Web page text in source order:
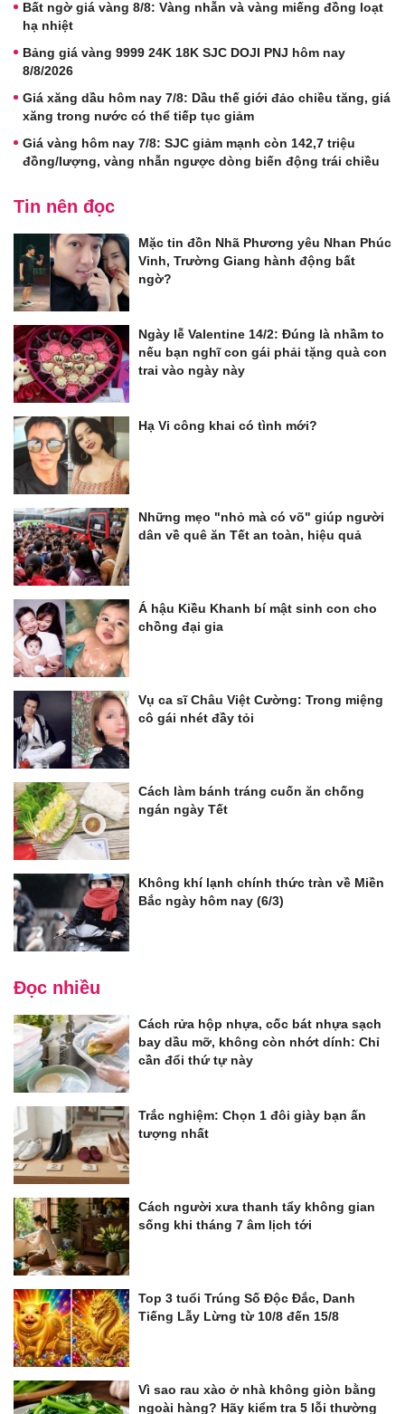
Bất ngờ giá vàng 8/8: Vàng nhẫn và vàng miếng đồng loạt
hạ nhiệt
Bảng giá vàng 9999 24K 18K SJC DOJI PNJ hôm nay
8/8/2026
Giá xăng dầu hôm nay 7/8: Dầu thế giới đảo chiều tăng, giá
xăng trong nước có thể tiếp tục giảm
Giá vàng hôm nay 7/8: SJC giảm mạnh còn 142,7 triệu
đồng/lượng, vàng nhẫn ngược dòng biến động trái chiều
Tin nên đọc
Mặc tin đồn Nhã Phương yêu Nhan Phúc
Vinh, Trường Giang hành động bất
ngờ?
Ngày lễ Valentine 14/2: Đúng là nhầm to
nếu bạn nghĩ con gái phải tặng quà con
trai vào ngày này
Hạ Vi công khai có tình mới?
Những mẹo "nhỏ mà có võ" giúp người
dân về quê ăn Tết an toàn, hiệu quả
Á hậu Kiều Khanh bí mật sinh con cho
chồng đại gia
Vụ ca sĩ Châu Việt Cường: Trong miệng
cô gái nhét đầy tỏi
Cách làm bánh tráng cuốn ăn chống
ngán ngày Tết
Không khí lạnh chính thức tràn về Miền
Bắc ngày hôm nay (6/3)
Đọc nhiều
Cách rửa hộp nhựa, cốc bát nhựa sạch
bay dầu mỡ, không còn nhớt dính: Chỉ
cần đổi thứ tự này
Trắc nghiệm: Chọn 1 đôi giày bạn ấn
tượng nhất
Cách người xưa thanh tẩy không gian
sống khi tháng 7 âm lịch tới
Top 3 tuổi Trúng Số Độc Đắc, Danh
Tiếng Lẫy Lừng từ 10/8 đến 15/8
Vì sao rau xào ở nhà không giòn bằng
ngoài hàng? Hãy kiểm tra 5 lỗi thường